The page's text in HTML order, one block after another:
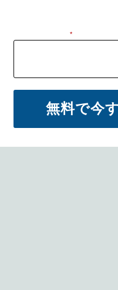
メールアドレス*